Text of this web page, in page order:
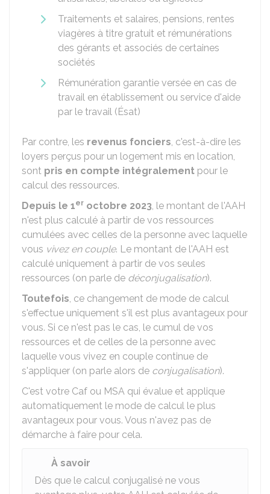
Traitements et salaires, pensions, rentes
viagères à titre gratuit et rémunérations
des gérants et associés de certaines
sociétés
Rémunération garantie versée en cas de
travail en établissement ou service d'aide
par le travail (Ésat)
Par contre, les revenus fonciers, c'est-à-dire les
loyers perçus pour un logement mis en location,
sont pris en compte intégralement pour le
calcul des ressources.
Depuis le 1er octobre 2023, le montant de l'AAH
n'est plus calculé à partir de vos ressources
cumulées avec celles de la personne avec laquelle
vous vivez en couple. Le montant de l'AAH est
calculé uniquement à partir de vos seules
ressources (on parle de déconjugalisation).
Toutefois, ce changement de mode de calcul
s'effectue uniquement s'il est plus avantageux pour
vous. Si ce n'est pas le cas, le cumul de vos
ressources et de celles de la personne avec
laquelle vous vivez en couple continue de
s'appliquer (on parle alors de conjugalisation).
C'est votre Caf ou MSA qui évalue et applique
automatiquement le mode de calcul le plus
avantageux pour vous. Vous n'avez pas de
démarche à faire pour cela.
À savoir
Dès que le calcul conjugalisé ne vous